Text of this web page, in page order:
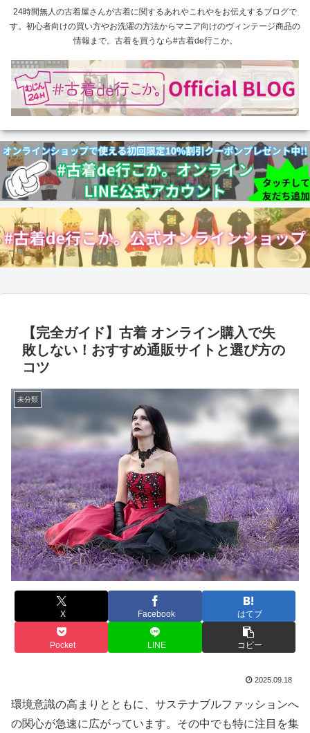
24時間無人の古着屋さんが古着に関するあれやこれやをお伝えするブログで
す。初心者向けの買い方やお洗濯の方法からマニア向けのヴィンテージ商品の
情報まで。古着を買うなら#古着de行こか。
【完全ガイド】古着 オンライン購入で失
敗しない！おすすめ通販サイトと選び方の
コツ
未分類
X Facebook はてブ
Pocket LINE コピー
2025.09.18
環境意識の高まりとともに、サステナブルファッションへ
の関心が急速に広がっています。その中でも特に注目を集